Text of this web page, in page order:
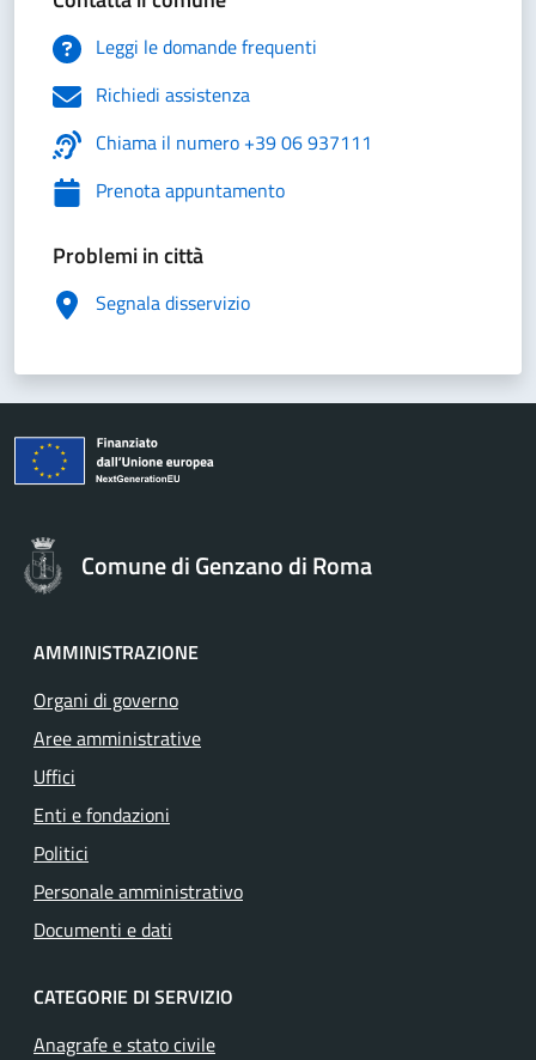
Leggi le domande frequenti
Richiedi assistenza
Chiama il numero +39 06 937111
Prenota appuntamento
Problemi in città
Segnala disservizio
Comune di Genzano di Roma
AMMINISTRAZIONE
Organi di governo
Aree amministrative
Uffici
Enti e fondazioni
Politici
Personale amministrativo
Documenti e dati
CATEGORIE DI SERVIZIO
Anagrafe e stato civile